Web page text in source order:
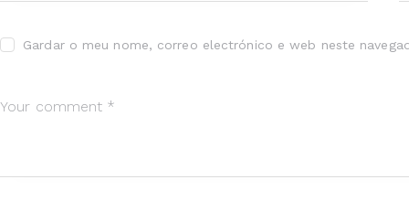
Gardar o meu nome, correo electrónico e web neste